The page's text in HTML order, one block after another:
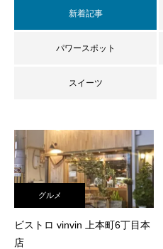
新着記事
パワースポット
スイーツ
グルメ
ビストロ vinvin 上本町6丁目本
店